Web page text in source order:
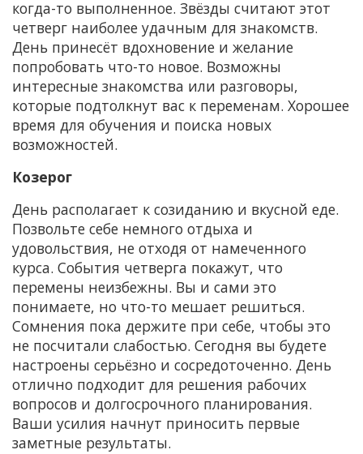
когда-то выполненное. Звёзды считают этот
четверг наиболее удачным для знакомств.
День принесёт вдохновение и желание
попробовать что-то новое. Возможны
интересные знакомства или разговоры,
которые подтолкнут вас к переменам. Хорошее
время для обучения и поиска новых
возможностей.
Козерог
День располагает к созиданию и вкусной еде.
Позвольте себе немного отдыха и
удовольствия, не отходя от намеченного
курса. События четверга покажут, что
перемены неизбежны. Вы и сами это
понимаете, но что-то мешает решиться.
Сомнения пока держите при себе, чтобы это
не посчитали слабостью. Сегодня вы будете
настроены серьёзно и сосредоточенно. День
отлично подходит для решения рабочих
вопросов и долгосрочного планирования.
Ваши усилия начнут приносить первые
заметные результаты.